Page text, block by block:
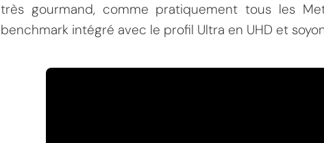
très gourmand, comme pratiquement tous les
benchmark intégré avec le profil Ultra en UHD et